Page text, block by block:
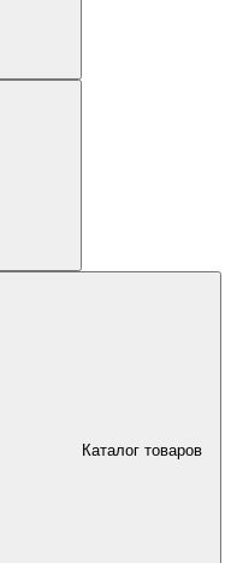
Каталог товаров